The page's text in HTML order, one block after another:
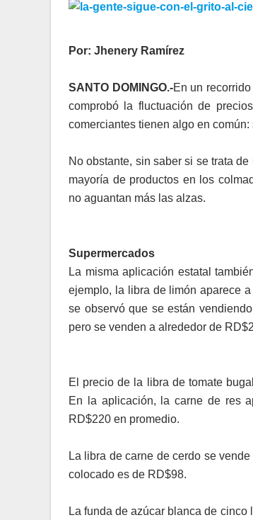
Por: Jhenery Ramírez
SANTO DOMINGO.-En un
comprobó la fluctuación de
comerciantes tienen algo en
No obstante, sin saber si se trata
mayoría de productos en los
no aguantan más las alzas.
Supermercados
La misma aplicación estatal
ejemplo, la libra de limón aparece
se observó que se están
pero se venden a alrededor de
El precio de la libra de tomate
En la aplicación, la carne de res
RD$220 en promedio.
La libra de carne de cerdo se
colocado es de RD$98.
La funda de azúcar blanca de